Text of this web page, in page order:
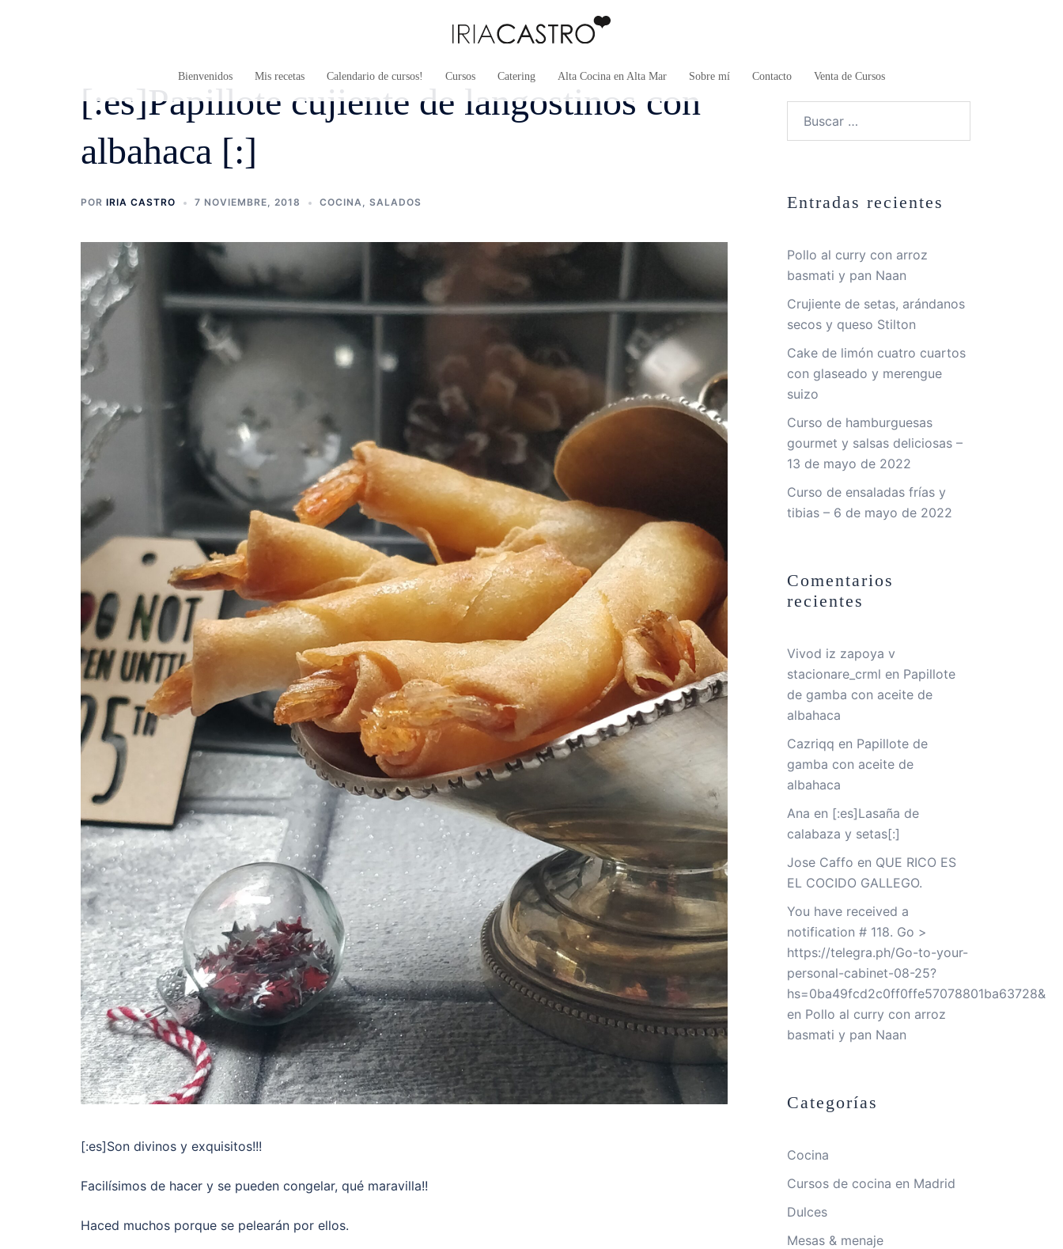
Bienvenidos Mis recetas Calendario de cursos! Cursos Catering Alta Cocina en Alta Mar Sobre mí Contacto Venta de Cursos
[:es]Papillote cujiente de langostinos con
albahaca [:]
POR IRIA CASTRO 7 NOVIEMBRE, 2018 COCINA, SALADOS
[:es]Son divinos y exquisitos!!!
Facilísimos de hacer y se pueden congelar, qué maravilla!!
Haced muchos porque se pelearán por ellos.
Entradas recientes
Pollo al curry con arroz
basmati y pan Naan
Crujiente de setas, arándanos
secos y queso Stilton
Cake de limón cuatro cuartos
con glaseado y merengue
suizo
Curso de hamburguesas
gourmet y salsas deliciosas –
13 de mayo de 2022
Curso de ensaladas frías y
tibias – 6 de mayo de 2022
Comentarios
recientes
Vivod iz zapoya v
stacionare_crml en Papillote
de gamba con aceite de
albahaca
Cazriqq en Papillote de
gamba con aceite de
albahaca
Ana en [:es]Lasaña de
calabaza y setas[:]
Jose Caffo en QUE RICO ES
EL COCIDO GALLEGO.
You have received a
notification # 118. Go >
https://telegra.ph/Go-to-your-
personal-cabinet-08-25?
hs=0ba49fcd2c0ff0ffe57078801ba63728&
en Pollo al curry con arroz
basmati y pan Naan
Categorías
Cocina
Cursos de cocina en Madrid
Dulces
Mesas & menaje